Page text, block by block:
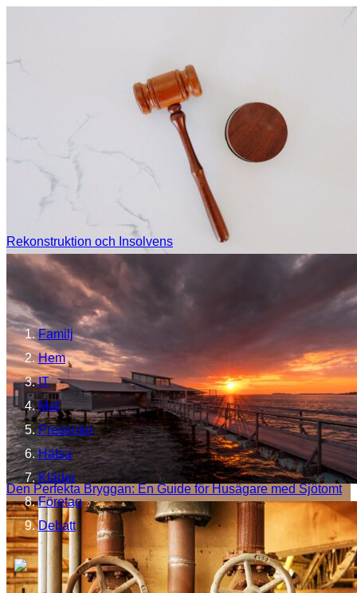
Rekonstruktion och Insolvens
Den Perfekta Bryggan: En Guide för Husägare med Sjötomt
Familj
Hem
IT
Mat
Presenter
Hälsa
Kläder
Företag
Debatt